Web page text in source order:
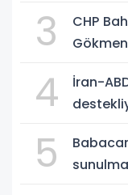
3
CHP
4
İran-
5